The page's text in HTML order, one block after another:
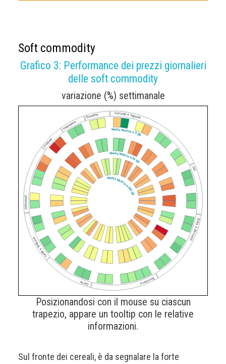
Soft commodity
Grafico 3: Performance dei prezzi giornalieri
delle soft commodity
variazione (%) settimanale
Media Mobile a 180 gg
Media Mobile a 30 gg
Media Mobile a 3 gg
Cereali e legumi
Oli
Soia e derivati
Zucchero
Carni
Latte e latticini
Coloniali
Cotone
Legname
Gomma
Posizionandosi con il mouse su ciascun
trapezio, appare un tooltip con le relative
informazioni.
Sul fronte dei cereali, è da segnalare la forte